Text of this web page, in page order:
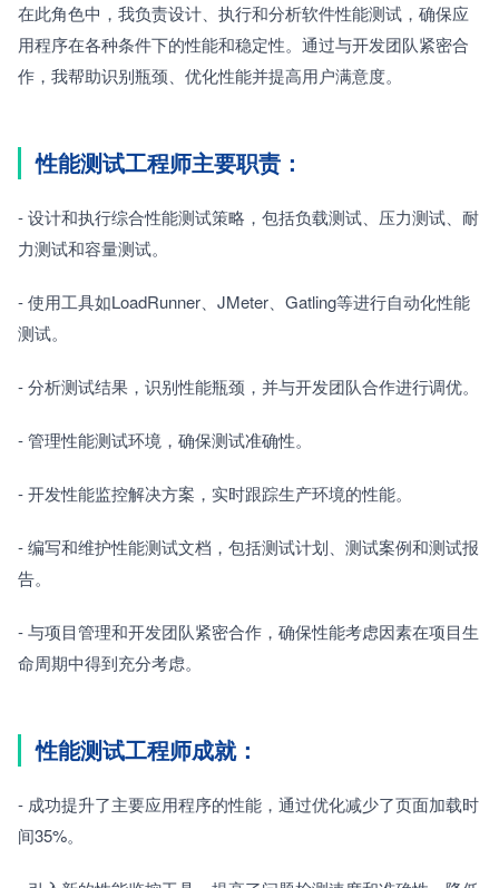
在此角色中，我负责设计、执行和分析软件性能测试，确保应
用程序在各种条件下的性能和稳定性。通过与开发团队紧密合
作，我帮助识别瓶颈、优化性能并提高用户满意度。
性能测试工程师主要职责：
- 设计和执行综合性能测试策略，包括负载测试、压力测试、耐
力测试和容量测试。
- 使用工具如LoadRunner、JMeter、Gatling等进行自动化性能
测试。
- 分析测试结果，识别性能瓶颈，并与开发团队合作进行调优。
- 管理性能测试环境，确保测试准确性。
- 开发性能监控解决方案，实时跟踪生产环境的性能。
- 编写和维护性能测试文档，包括测试计划、测试案例和测试报
告。
- 与项目管理和开发团队紧密合作，确保性能考虑因素在项目生
命周期中得到充分考虑。
性能测试工程师成就：
- 成功提升了主要应用程序的性能，通过优化减少了页面加载时
间35%。